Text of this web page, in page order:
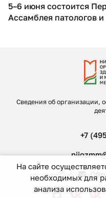
5–6 июня состоится
Ассамблея патологов и
Сведения об организации,
+7
На сайте
необходимых для
анализа